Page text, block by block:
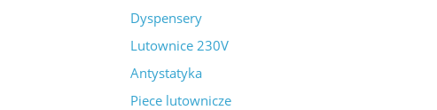
Dyspensery
Lutownice 230V
Antystatyka
Piece lutownicze